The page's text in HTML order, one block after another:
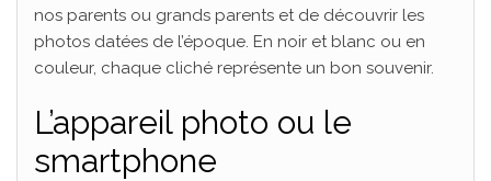
nos parents ou grands parents et de découvrir les
photos datées de l’époque. En noir et blanc ou en
couleur, chaque cliché représente un bon souvenir.
L’appareil photo ou le
smartphone